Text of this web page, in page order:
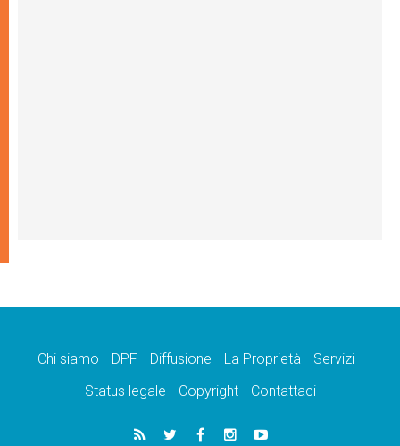
Chi siamo DPF Diffusione La Proprietà
Servizi
Status legale
Copyright Contattaci